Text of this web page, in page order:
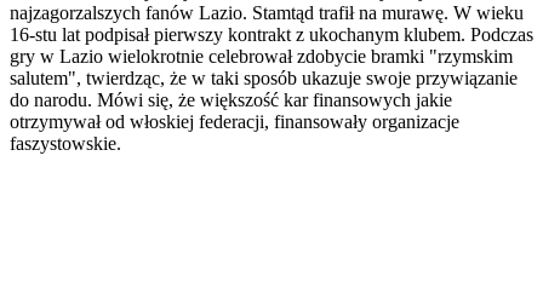
najzagorzalszych fanów Lazio. Stamtąd trafił na murawę. W wieku
16-stu lat podpisał pierwszy kontrakt z ukochanym klubem. Podczas
gry w Lazio wielokrotnie celebrował zdobycie bramki "rzymskim
salutem", twierdząc, że w taki sposób ukazuje swoje przywiązanie
do narodu. Mówi się, że większość kar finansowych jakie
otrzymywał od włoskiej federacji, finansowały organizacje
faszystowskie.